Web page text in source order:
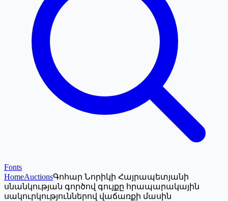
Fonts
HomeAuctionsԳոհար Նորիկի Հայրապետյանի
սնանկության գործով գույքը հրապարակային
սակուրկություններով վաճառքի մասին